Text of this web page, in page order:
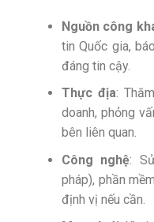
Nguồn công
tin Quốc gia,
đáng tin cậy.
Thực địa:
doanh, phỏng
bên liên quan.
Công nghệ:
pháp), phần
định vị nếu cần.